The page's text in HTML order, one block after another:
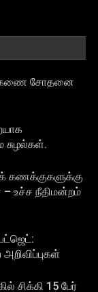
சோதனை
சுழல்கள்.
கணக்குகளுக்கு
– உச்ச நீதிமன்றம்
சிக்கி 15 பேர்